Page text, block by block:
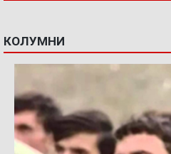
КОЛУМНИ